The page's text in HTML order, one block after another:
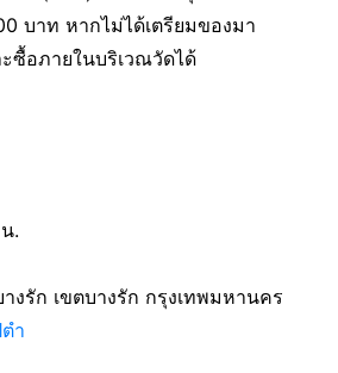
บาท หากไม่ได้เตรียมของมา
ซื้อภายในบริเวณวัดได้
.
งรัก เขตบางรัก กรุงเทพมหานคร
ำ